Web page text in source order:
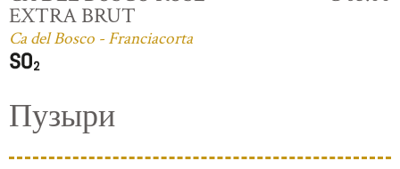
EXTRA BRUT
Ca del Bosco - Franciacorta
Пузыри